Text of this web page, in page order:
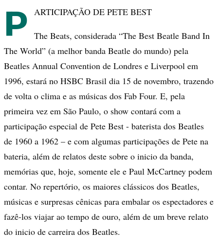
P ARTICIPAÇÃO DE PETE BEST
The Beats, considerada “The Best Beatle Band In
The World” (a melhor banda Beatle do mundo) pela
Beatles Annual Convention de Londres e Liverpool em
1996, estará no HSBC Brasil dia 15 de novembro, trazendo
de volta o clima e as músicas dos Fab Four. E, pela
primeira vez em São Paulo, o show contará com a
participação especial de Pete Best - baterista dos Beatles
de 1960 a 1962 – e com algumas participações de Pete na
bateria, além de relatos deste sobre o inicio da banda,
memórias que, hoje, somente ele e Paul McCartney podem
contar. No repertório, os maiores clássicos dos Beatles,
músicas e surpresas cênicas para embalar os espectadores e
fazê-los viajar ao tempo de ouro, além de um breve relato
do inicio de carreira dos Beatles.